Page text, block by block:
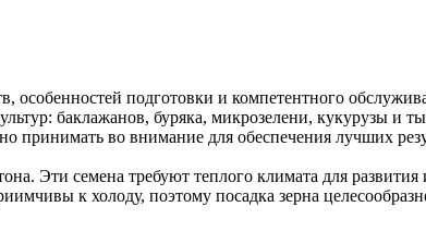
особенностей подготовки и компетентного
баклажанов, буряка, микрозелени, кукурузы и
принимать во внимание для обеспечения лучших
Эти семена требуют теплого климата для
к холоду, поэтому посадка зерна